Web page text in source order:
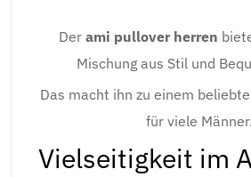
Der ami pullover herren
Mischung aus Stil und
Das macht ihn zu einem
für viele Männer.
Vielseitigkeit im